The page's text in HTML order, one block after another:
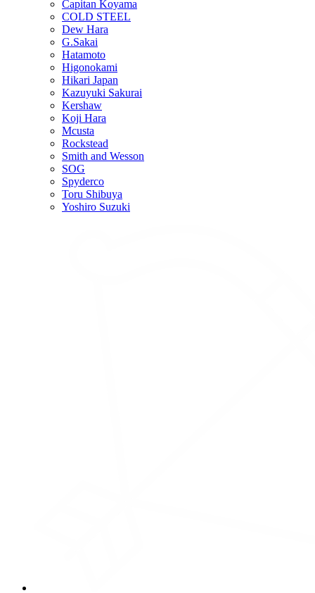
Capitan Koyama
COLD STEEL
Dew Hara
G.Sakai
Hatamoto
Higonokami
Hikari Japan
Kazuyuki Sakurai
Kershaw
Koji Hara
Mcusta
Rockstead
Smith and Wesson
SOG
Spyderco
Toru Shibuya
Yoshiro Suzuki